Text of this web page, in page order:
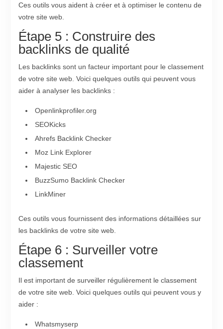
Ces outils vous aident à créer et à optimiser le contenu de
votre site web.
Étape 5 : Construire des
backlinks de qualité
Les backlinks sont un facteur important pour le classement
de votre site web. Voici quelques outils qui peuvent vous
aider à analyser les backlinks :
Openlinkprofiler.org
SEOKicks
Ahrefs Backlink Checker
Moz Link Explorer
Majestic SEO
BuzzSumo Backlink Checker
LinkMiner
Ces outils vous fournissent des informations détaillées sur
les backlinks de votre site web.
Étape 6 : Surveiller votre
classement
Il est important de surveiller régulièrement le classement
de votre site web. Voici quelques outils qui peuvent vous y
aider :
Whatsmyserp